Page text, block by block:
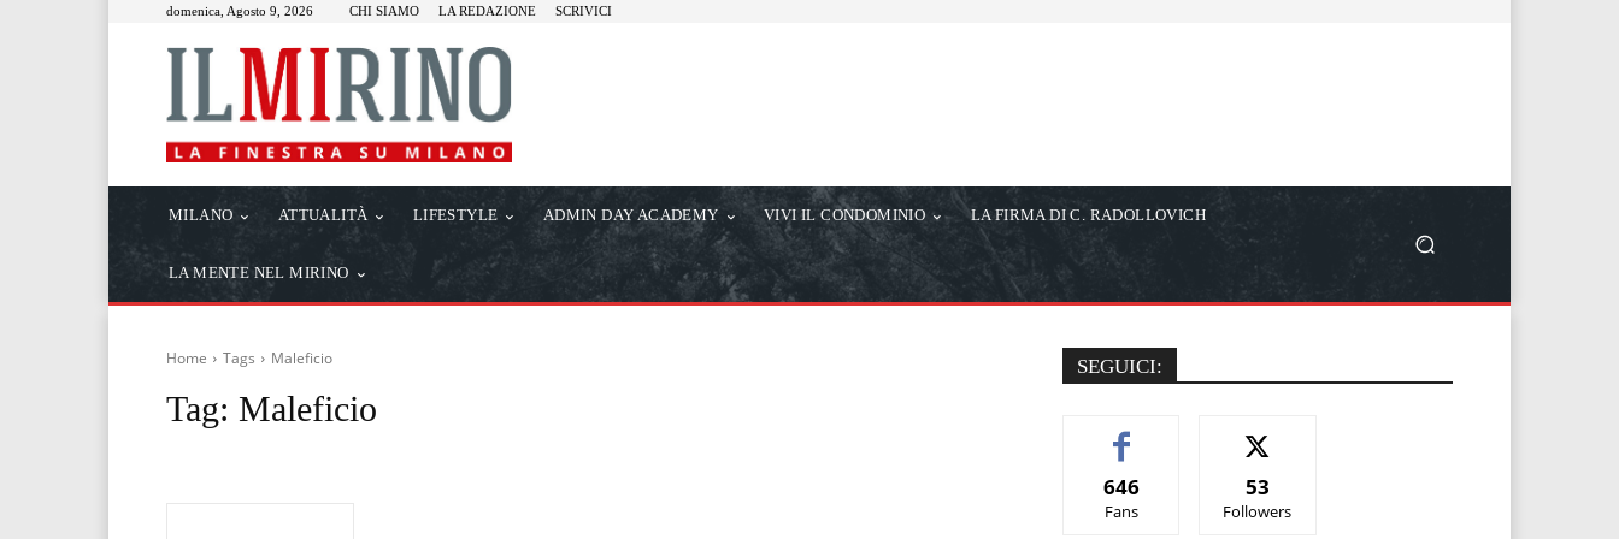
domenica, Agosto 9, 2026 CHI SIAMO LA REDAZIONE SCRIVICI
MILANO ATTUALITÀ LIFESTYLE ADMIN DAY ACADEMY VIVI IL CONDOMINIO LA FIRMA DI C. RADOLLOVICH
LA MENTE NEL MIRINO
Home Tags Maleficio
Tag: Maleficio
SEGUICI:
646
Fans
53
Followers